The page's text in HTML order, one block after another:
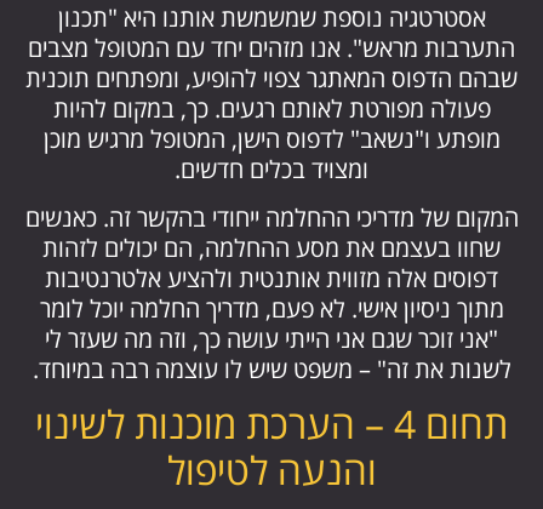
אסטרטגיה נוספת שמשמשת אותנו היא "תכנון
התערבות מראש". אנו מזהים יחד עם המטופל מצבים
שבהם הדפוס המאתגר צפוי להופיע, ומפתחים תוכנית
פעולה מפורטת לאותם רגעים. כך, במקום להיות
מופתע ו"נשאב" לדפוס הישן, המטופל מרגיש מוכן
ומצויד בכלים חדשים.
המקום של מדריכי ההחלמה ייחודי בהקשר זה. כאנשים
שחוו בעצמם את מסע ההחלמה, הם יכולים לזהות
דפוסים אלה מזווית אותנטית ולהציע אלטרנטיבות
מתוך ניסיון אישי. לא פעם, מדריך החלמה יוכל לומר
"אני זוכר שגם אני הייתי עושה כך, וזה מה שעזר לי
לשנות את זה" – משפט שיש לו עוצמה רבה במיוחד.
תחום 4 – הערכת מוכנות לשינוי
והנעה לטיפול